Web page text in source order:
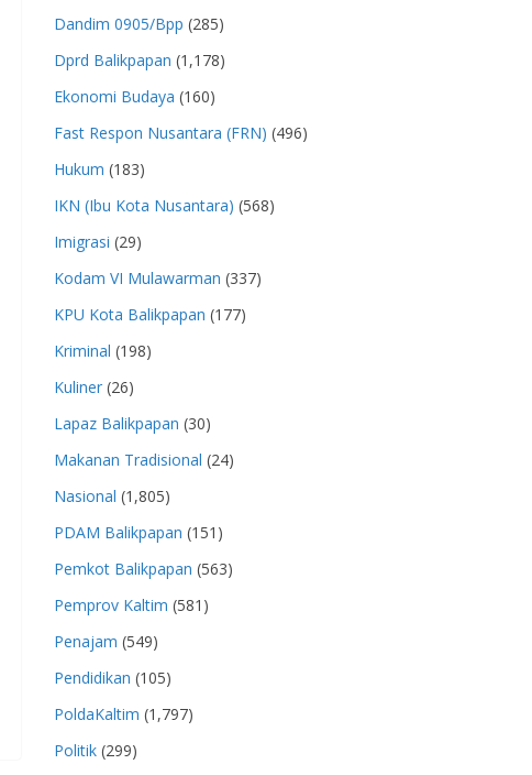
Dandim 0905/Bpp (285)
Dprd Balikpapan (1,178)
Ekonomi Budaya (160)
Fast Respon Nusantara (FRN) (496)
Hukum (183)
IKN (Ibu Kota Nusantara) (568)
Imigrasi (29)
Kodam VI Mulawarman (337)
KPU Kota Balikpapan (177)
Kriminal (198)
Kuliner (26)
Lapaz Balikpapan (30)
Makanan Tradisional (24)
Nasional (1,805)
PDAM Balikpapan (151)
Pemkot Balikpapan (563)
Pemprov Kaltim (581)
Penajam (549)
Pendidikan (105)
PoldaKaltim (1,797)
Politik (299)